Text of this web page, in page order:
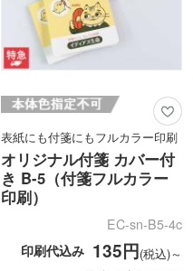
表紙にも付箋にもフルカラー印刷
オリジナル付箋 カバー付
き B-5（付箋フルカラー
印刷）
EC-sn-B5-4c
印刷代込み 135円(税込)～